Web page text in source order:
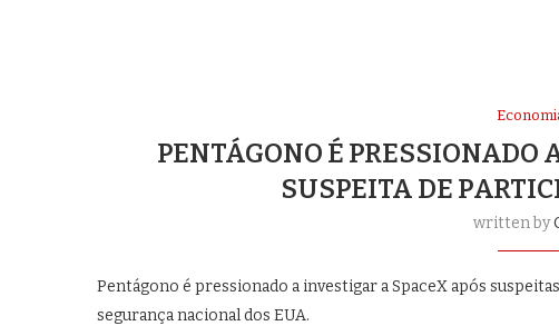
PENTÁGONO É PRESSIONADO
SUSPEITA DE
written by
Pentágono é pressionado a investigar a SpaceX após
segurança nacional dos EUA.